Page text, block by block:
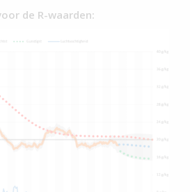
de R-waarden: